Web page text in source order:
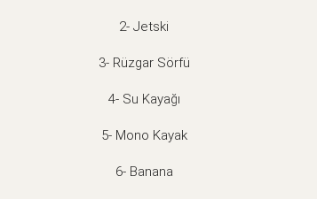
2- Jetski
3- Rüzgar Sörfü
4- Su Kayağı
5- Mono Kayak
6- Banana